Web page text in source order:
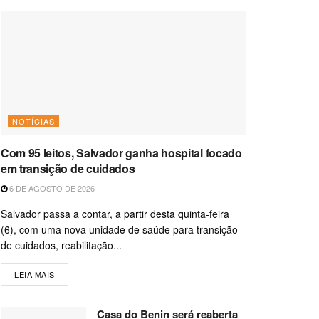
NOTÍCIAS
Com 95 leitos, Salvador ganha hospital focado
em transição de cuidados
6 DE AGOSTO DE 2026
Salvador passa a contar, a partir desta quinta-feira
(6), com uma nova unidade de saúde para transição
de cuidados, reabilitação...
LEIA MAIS
Casa do Benin será reaberta